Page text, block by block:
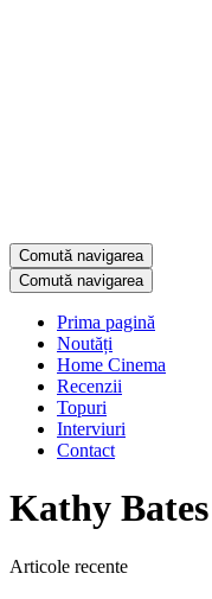
Comută navigarea
Comută navigarea
Prima pagină
Noutăți
Home Cinema
Recenzii
Topuri
Interviuri
Contact
Kathy Bates
Articole recente